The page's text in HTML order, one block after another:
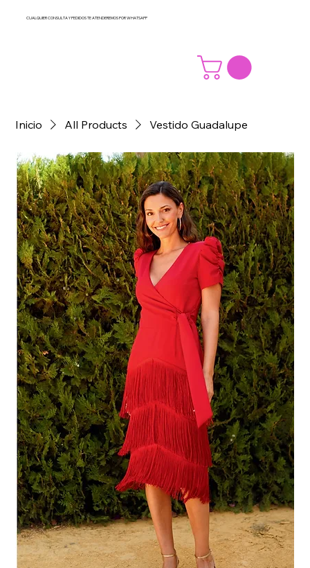
CUALQUIER CONSULTA Y PEDIDOS TE ATENDEREMOS POR WHATSAPP
Inicio All Products Vestido Guadalupe